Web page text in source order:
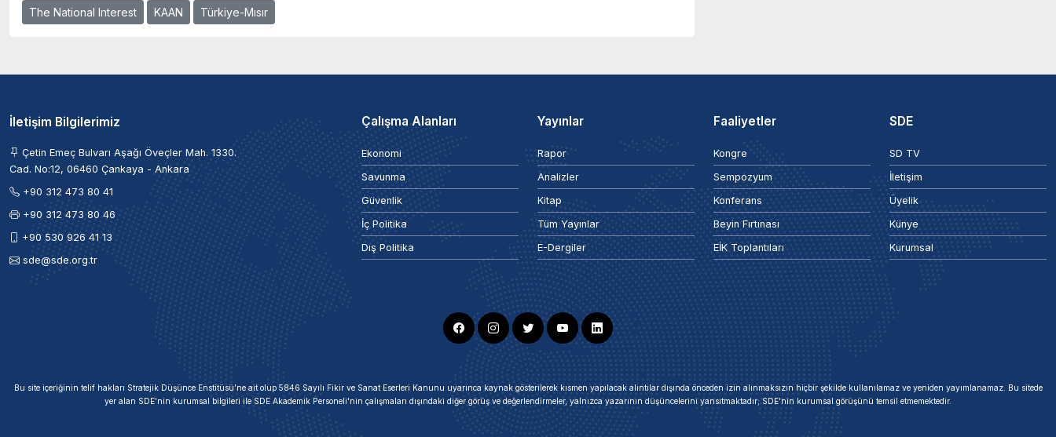
The National Interest KAAN Türkiye-Mısır
İletişim Bilgilerimiz
Çetin Emeç Bulvarı Aşağı Öveçler Mah. 1330.
Cad. No:12, 06460 Çankaya - Ankara
+90 312 473 80 41
+90 312 473 80 46
+90 530 926 41 13
sde@sde.org.tr
Çalışma Alanları
Ekonomi
Savunma
Güvenlik
İç Politika
Dış Politika
Yayınlar
Rapor
Analizler
Kitap
Tüm Yayınlar
E-Dergiler
Faaliyetler
Kongre
Sempozyum
Konferans
Beyin Fırtınası
EİK Toplantıları
SDE
SD TV
İletişim
Üyelik
Künye
Kurumsal
Bu site içeriğinin telif hakları Stratejik Düşünce Enstitüsü’ne ait olup 5846 Sayılı Fikir ve Sanat Eserleri Kanunu uyarınca kaynak gösterilerek kısmen yapılacak alıntılar dışında önceden izin alınmaksızın hiçbir şekilde kullanılamaz ve yeniden yayımlanamaz. Bu sitede
yer alan SDE'nin kurumsal bilgileri ile SDE Akademik Personeli'nin çalışmaları dışındaki diğer görüş ve değerlendirmeler, yalnızca yazarının düşüncelerini yansıtmaktadır; SDE'nin kurumsal görüşünü temsil etmemektedir.